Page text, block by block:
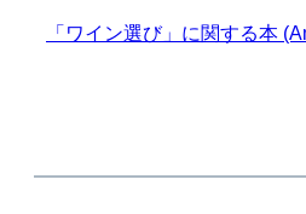
「ワイン選び」に関する本